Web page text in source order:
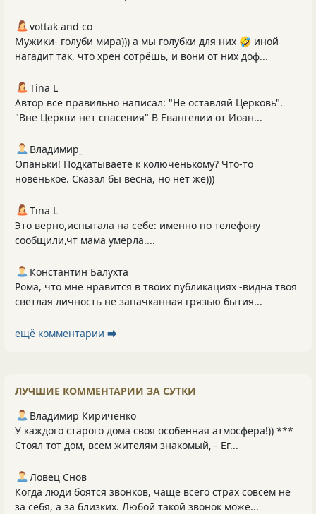
vottak and co
Мужики- голуби мира))) а мы голубки для них 🤣 иной
нагадит так, что хрен сотрёшь, и вони от них доф...
Tina L
Автор всё правильно написал: "Не оставляй Церковь".
"Вне Церкви нет спасения" В Евангелии от Иоан...
Владимир_
Опаньки! Подкатываете к колюченькому? Что-то
новенькое. Сказал бы весна, но нет же)))
Tina L
Это верно,испытала на себе: именно по телефону
сообщили,чт мама умерла....
Константин Балухта
Рома, что мне нравится в твоих публикациях -видна твоя
светлая личность не запачканная грязью бытия...
ещё комментарии ⮕
ЛУЧШИЕ КОММЕНТАРИИ ЗА СУТКИ
Владимир Кириченко
У каждого старого дома своя особенная атмосфера!)) ***
Стоял тот дом, всем жителям знакомый, - Ег...
Ловец Снов
Когда люди боятся звонков, чаще всего страх совсем не
за себя, а за близких. Любой такой звонок може...